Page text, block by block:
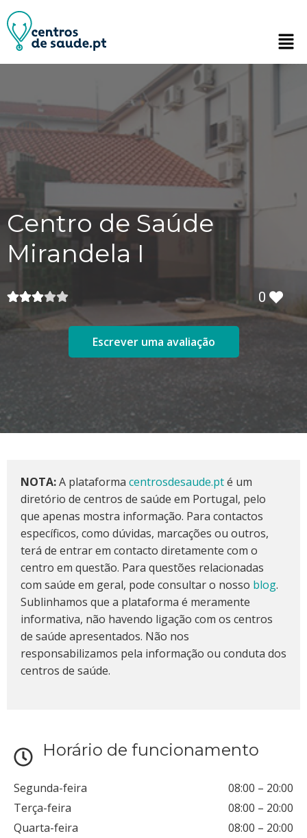
Centro de Saúde
Mirandela I
0
Escrever uma avaliação
Horário de funcionamento
Segunda-feira 08:00 – 20:00
Terça-feira
08:00 – 20:00
Quarta-feira
08:00 – 20:00
NOTA:A plataforma centrosdesaude.pté um
diretório de centros de saúde em Portugal, pelo
que apenas mostra informação. Para contactos
específicos, como dúvidas, marcações ou outros,
terá de entrar em contacto diretamente com o
centro em questão. Para questões relacionadas
com saúde em geral, pode consultar o nosso blog.
Sublinhamos que a plataforma é meramente
informativa, não havendo ligação com os centros
de saúde apresentados. Não nos
responsabilizamos pela informação ou conduta dos
centros de saúde.